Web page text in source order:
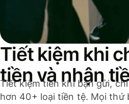
Tiết kiệm khi
tiền và nhận
Tiết kiệm tiền khi bạn gửi,
hơn 40+ loại tiền tệ. Mọi thứ